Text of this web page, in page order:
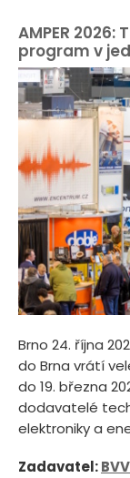
AMPER
program v
Brno 24. října
do Brna vrátí
do 19. března
dodavatelé
elektroniky a
Zadavatel:BVV